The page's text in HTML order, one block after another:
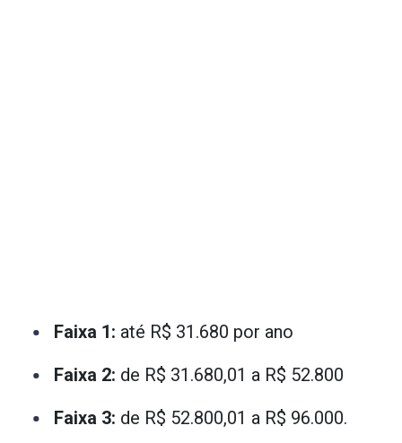
Faixa 1: até R$ 31.680 por ano
Faixa 2: de R$ 31.680,01 a R$ 52.800
Faixa 3: de R$ 52.800,01 a R$ 96.000.